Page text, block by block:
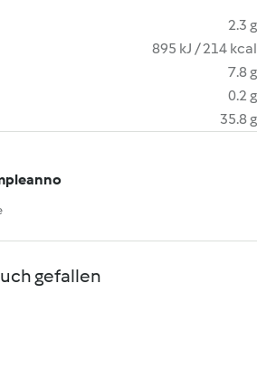
2.3 g
895 kJ / 214 kcal
7.8 g
0.2 g
35.8 g
gefallen